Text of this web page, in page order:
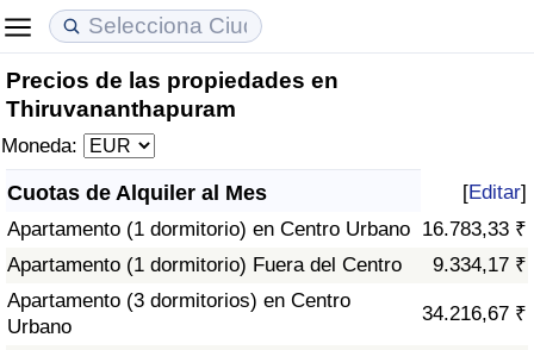
Precios de las propiedades en
Thiruvananthapuram
Moneda:
Cuotas de Alquiler al Mes [Editar]
Apartamento (1 dormitorio) en Centro Urbano 16.783,33 ₹
Apartamento (1 dormitorio) Fuera del Centro
9.334,17 ₹
Apartamento (3 dormitorios) en Centro
Urbano
34.216,67 ₹
Coste de vida
Índice de Costo de Vida (Actual)
Índice de Costo de Vida
Índice de costo de vida por país
en aqaba
Precios de las propiedades
Índice de Precios de Inmuebles (Actual)
Índice de Precios de Inmuebles
Índice de Precios de Inmuebles por País
Calidad de Vida
Índice de Calidad de Vida
Índice de Calidad de Vida (Actual)
Índice de calidad de vida por país
Delincuencia